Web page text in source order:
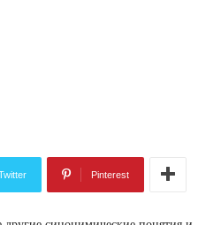
Pinterest